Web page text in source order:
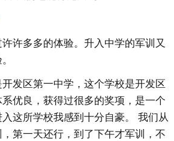
许多多的体验。升入中学的军训又
发区第一中学，这个学校是开发区
优良，获得过很多的奖项，是一个
这所学校我感到十分自豪。 我们从
第一天还行，到了下午才军训，不